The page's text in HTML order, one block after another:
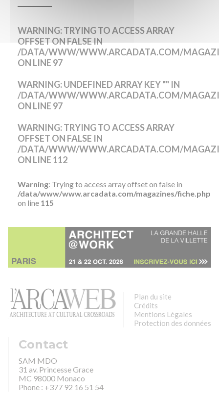
WARNING: TRYING TO ACCESS ARRAY
OFFSET ON FALSE IN
/DATA/WWW/WWW.ARCADATA.COM/
ON LINE 97
WARNING: UNDEFINED ARRAY KEY "" IN
/DATA/WWW/WWW.ARCADATA.COM/
ON LINE 97
WARNING: TRYING TO ACCESS ARRAY
OFFSET ON FALSE IN
/DATA/WWW/WWW.ARCADATA.COM/
ON LINE 112
Warning: Trying to access array offset on false in
/data/www/www.arcadata.com/magazines/fiche.php
on line 115
Plan du site
Crédits
Mentions Légales
Protection des données
Contact
SAM MDO
31 av. Princesse Grace
MC 98000 Monaco
Phone : +377 92 16 51 54